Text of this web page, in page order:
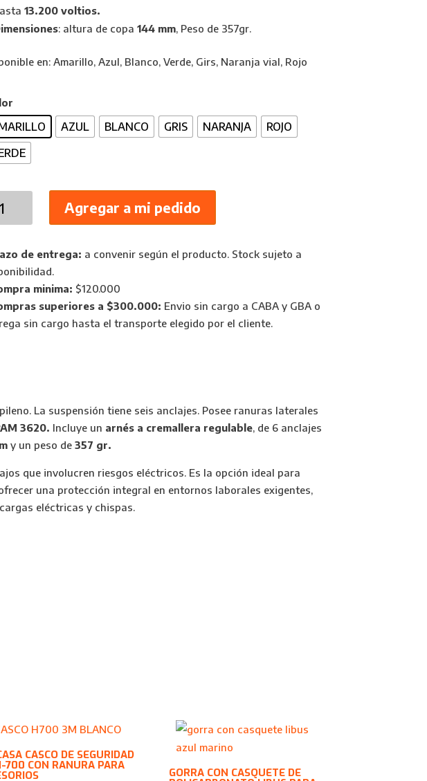
13.200 voltios.
: altura de copa 144 mm, Peso de 357gr.
en: Amarillo, Azul, Blanco, Verde, Girs, Naranja vial, Rojo
AZUL BLANCO GRIS NARANJA
ROJO
Agregar a mi pedido
de entrega: a convenir según el producto. Stock sujeto a
minima: $120.000
superiores a $300.000: Envio sin cargo a CABA y GBA o
sin cargo hasta el transporte elegido por el cliente.
La suspensión tiene seis anclajes. Posee ranuras laterales
3620. Incluye un arnés a cremallera regulable, de 6 anclajes
y un peso de357 gr.
que involucren riesgos eléctricos. Es la opción ideal para
una protección integral en entornos laborales exigentes,
eléctricas y chispas.
CASCO DE SEGURIDAD
700 CON RANURA PARA
GORRA CON CASQUETE DE